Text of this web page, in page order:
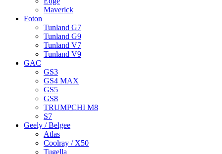
Maverick
Foton
Tunland G7
Tunland G9
Tunland V7
Tunland V9
GAC
GS3
GS4 MAX
GS5
GS8
TRUMPCHI M8
S7
Geely / Belgee
Atlas
Coolray / X50
Tugella